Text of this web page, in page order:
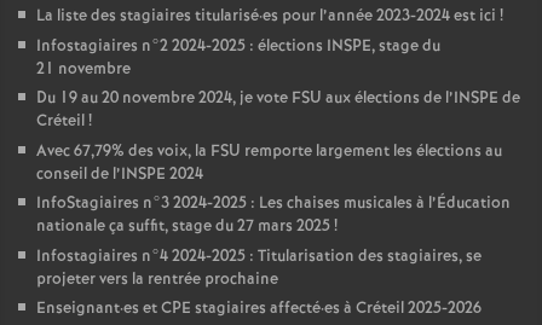
La liste des stagiaires titularisé·es pour l’année 2023-2024 est ici !
Infostagiaires n°2 2024-2025 : élections INSPE, stage du
21 novembre
Du 19 au 20 novembre 2024, je vote FSU aux élections de l’INSPE de
Créteil!
Avec 67,79% des voix, la FSU remporte largement les élections au
conseil de l’INSPE 2024
InfoStagiaires n°3 2024-2025 : Les chaises musicales à l’Éducation
nationale ça suffit, stage du 27 mars 2025!
Infostagiaires n°4 2024-2025 : Titularisation des stagiaires, se
projeter vers la rentrée prochaine
Enseignant·es etCPE stagiaires affecté·es à Créteil 2025-2026